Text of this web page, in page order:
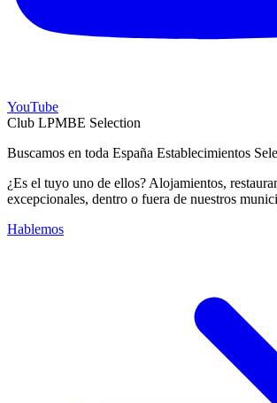
YouTube
Club LPMBE Selection
Buscamos en toda España Establecimientos
¿Es el tuyo uno de ellos? Alojamientos,
excepcionales, dentro o fuera de nuestros
Hablemos